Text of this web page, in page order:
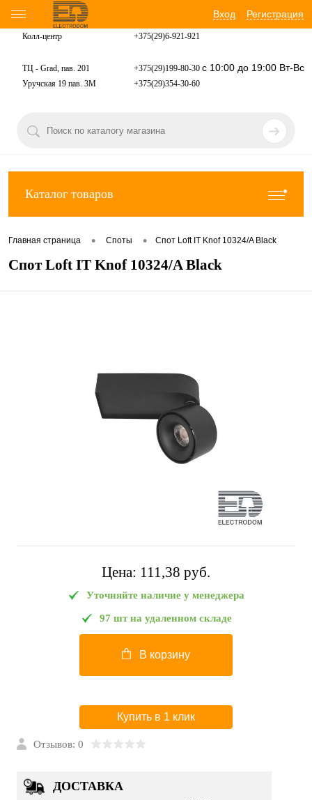
Вход Регистрация
Колл-центр +375(29)6-921-921
ТЦ - Grad, пав. 201 +375(29)199-80-30 с 10:00 до 19:00 Вт-Вс
Уручская 19 пав. 3М +375(29)354-30-60
Каталог товаров
Главная страница • Споты • Спот Loft IT Knof 10324/A Black
Спот Loft IT Knof 10324/A Black
Цена: 111,38 pуб.
Уточняйте наличие у менеджера
97 шт на удаленном складе
В корзину
Купить в 1 клик
Отзывов: 0
ДОСТАВКА